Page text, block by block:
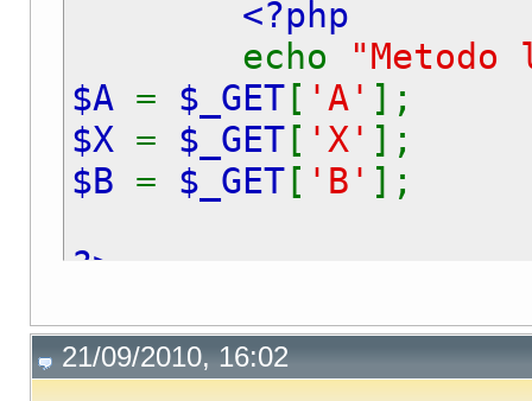
<?php
echo
$A = $_GET [ 'A' ];
$X = $_GET [ 'X' ];
$B = $_GET [ 'B' ];
?>
<table><tr><td
21/09/2010, 16:02